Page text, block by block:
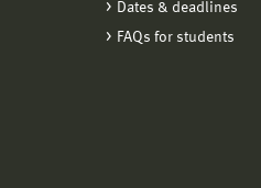
Dates & deadlines
FAQs for students